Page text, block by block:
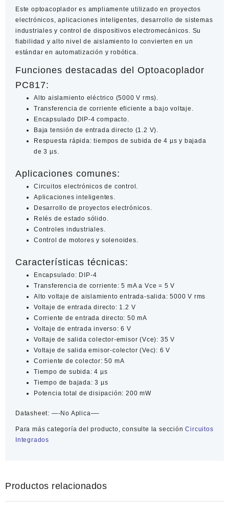
Este optoacoplador es ampliamente utilizado en proyectos
electrónicos, aplicaciones inteligentes, desarrollo de sistemas
industriales y control de dispositivos electromecánicos. Su
fiabilidad y alto nivel de aislamiento lo convierten en un
estándar en automatización y robótica.
Funciones destacadas del Optoacoplador
PC817:
Alto aislamiento eléctrico (5000 V rms).
Transferencia de corriente eficiente a bajo voltaje.
Encapsulado DIP-4 compacto.
Baja tensión de entrada directo (1.2 V).
Respuesta rápida: tiempos de subida de 4 µs y bajada
de 3 µs.
Aplicaciones comunes:
Circuitos electrónicos de control.
Aplicaciones inteligentes.
Desarrollo de proyectos electrónicos.
Relés de estado sólido.
Controles industriales.
Control de motores y solenoides.
Características técnicas:
Encapsulado: DIP-4
Transferencia de corriente: 5 mA a Vce = 5 V
Alto voltaje de aislamiento entrada-salida: 5000 V rms
Voltaje de entrada directo: 1.2 V
Corriente de entrada directo: 50 mA
Voltaje de entrada inverso: 6 V
Voltaje de salida colector-emisor (Vce): 35 V
Voltaje de salida emisor-colector (Vec): 6 V
Corriente de colector: 50 mA
Tiempo de subida: 4 µs
Tiempo de bajada: 3 µs
Potencia total de disipación: 200 mW
Datasheet: —-No Aplica—-
Para más categoría del producto, consulte la secciónCircuitos
Integrados
Productos relacionados